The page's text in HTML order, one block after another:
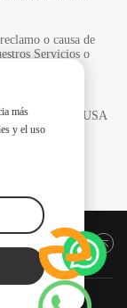
o causa de
Servicios o
TOS a PYTESUSA
Volver arriba
más
y el uso